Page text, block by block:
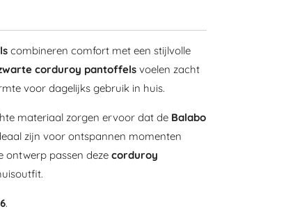
combineren comfort met een stijlvolle
corduroy pantoffels voelen zacht
voor dagelijks gebruik in huis.
materiaal zorgen ervoor dat de Balabo
zijn voor ontspannen momenten
ontwerp passen deze corduroy
.